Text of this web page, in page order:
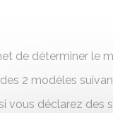
de déterminer le
2 modèles
vous déclarez des